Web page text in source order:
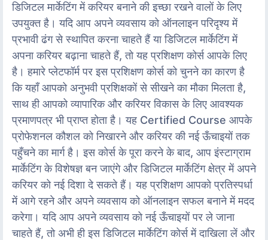
डिजिटल मार्केटिंग में करियर बनाने की इच्छा रखने वालों के लिए
उपयुक्त है। यदि आप अपने व्यवसाय को ऑनलाइन परिदृश्य में
प्रभावी ढंग से स्थापित करना चाहते हैं या डिजिटल मार्केटिंग में
अपना करियर बढ़ाना चाहते हैं, तो यह प्रशिक्षण कोर्स आपके लिए
है। हमारे प्लेटफॉर्म पर इस प्रशिक्षण कोर्स को चुनने का कारण है
कि यहाँ आपको अनुभवी प्रशिक्षकों से सीखने का मौका मिलता है,
साथ ही आपको व्यापारिक और करियर विकास के लिए आवश्यक
प्रमाणपत्र भी प्राप्त होता है। यह Certified Course आपके
प्रोफेशनल कौशल को निखारने और करियर की नई ऊँचाइयों तक
पहुँचने का मार्ग है। इस कोर्स के पूरा करने के बाद, आप इंस्टाग्राम
मार्केटिंग के विशेषज्ञ बन जाएंगे और डिजिटल मार्केटिंग क्षेत्र में अपने
करियर को नई दिशा दे सकते हैं। यह प्रशिक्षण आपको प्रतिस्पर्धा
में आगे रहने और अपने व्यवसाय को ऑनलाइन सफल बनाने में मदद
करेगा। यदि आप अपने व्यवसाय को नई ऊँचाइयों पर ले जाना
चाहते हैं, तो अभी ही इस डिजिटल मार्केटिंग कोर्स में दाखिला लें और